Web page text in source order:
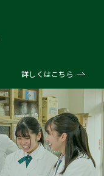
詳しくはこちら